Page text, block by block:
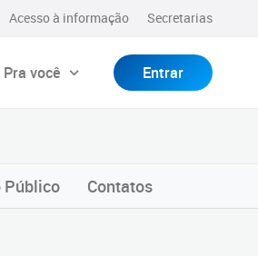
Acesso à informação Secretarias
Pra você Entrar
Público Contatos